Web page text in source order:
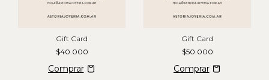
Gift Card
$40.000
Gift Card
$50.000